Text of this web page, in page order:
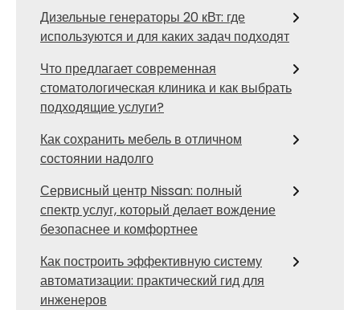
Дизельные генераторы 20 кВт: где
используются и для каких задач подходят
Что предлагает современная
стоматологическая клиника и как выбрать
подходящие услуги?
Как сохранить мебель в отличном
состоянии надолго
Сервисный центр Nissan: полный
спектр услуг, который делает вождение
безопаснее и комфортнее
Как построить эффективную систему
автоматизации: практический гид для
инженеров